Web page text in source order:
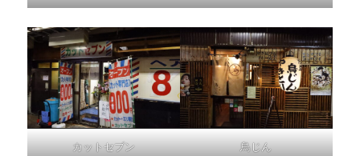
カットセブン 鳥じん